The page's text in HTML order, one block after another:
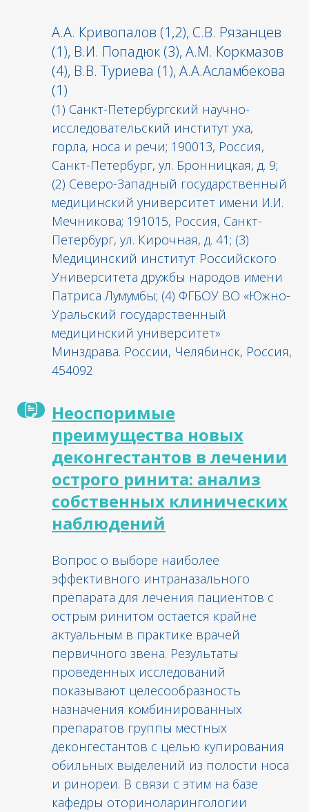
A.А. Кривопалов (1,2), С.В. Рязанцев
(1), В.И. Попадюк (3), А.М. Коркмазов
(4), B.В. Туриева (1), А.А.Асламбекова
(1)
(1) Санкт-Петербургский научно-
исследовательский институт уха,
горла, носа и речи; 190013, Россия,
Санкт-Петербург, ул. Бронницкая, д. 9;
(2) Северо-Западный государственный
медицинский университет имени И.И.
Мечникова; 191015, Россия, Санкт-
Петербург, ул. Кирочная, д. 41; (3)
Медицинский институт Российского
Университета дружбы народов имени
Патриса Лумумбы; (4) ФГБОУ ВО «Южно-
Уральский государственный
медицинский университет»
Минздрава. России, Челябинск, Россия,
454092
Неоспоримые
преимущества новых
деконгестантов в лечении
острого ринита: анализ
собственных клинических
наблюдений
Вопрос о выборе наиболее
эффективного интраназального
препарата для лечения пациентов с
острым ринитом остается крайне
актуальным в практике врачей
первичного звена. Результаты
проведенных исследований
показывают целесообразность
назначения комбинированных
препаратов группы местных
деконгестантов с целью купирования
обильных выделений из полости носа
и ринореи. В связи с этим на базе
кафедры оториноларингологии